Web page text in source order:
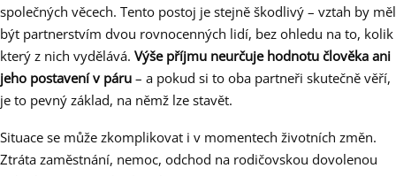
společných věcech. Tento postoj je stejně škodlivý – vztah by měl
být partnerstvím dvou rovnocenných lidí, bez ohledu na to, kolik
který z nich vydělává. Výše příjmu neurčuje hodnotu člověka ani
jeho postavení v páru – a pokud si to oba partneři skutečně věří,
je to pevný základ, na němž lze stavět.
Situace se může zkomplikovat i v momentech životních změn.
Ztráta zaměstnání, nemoc, odchod na rodičovskou dovolenou